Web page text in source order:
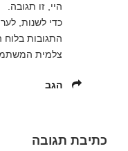
היי, זו תגובה.
כדי לשנות,
התגובות בלוח
צלמית
הגב
כתיבת תגובה